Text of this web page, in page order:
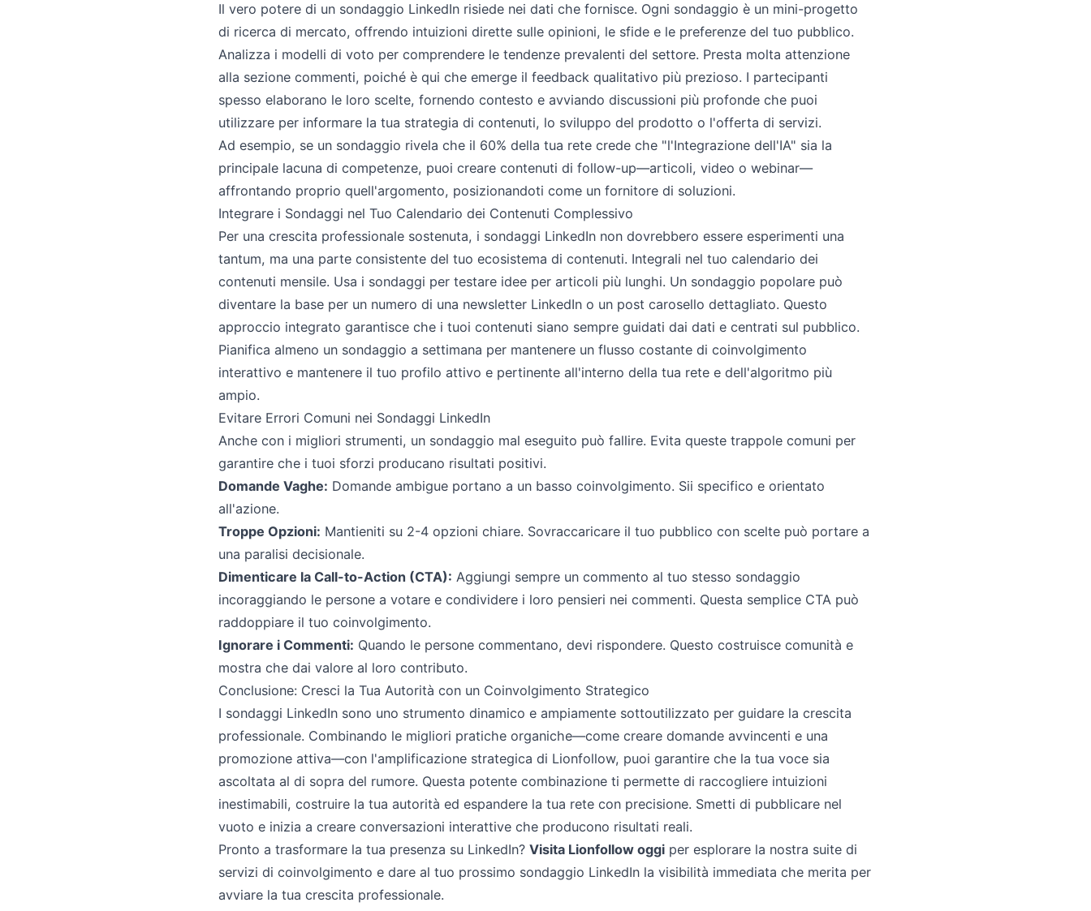
Il vero potere di un sondaggio LinkedIn risiede nei dati che fornisce. Ogni sondaggio è un mini-progetto
di ricerca di mercato, offrendo intuizioni dirette sulle opinioni, le sfide e le preferenze del tuo pubblico.
Analizza i modelli di voto per comprendere le tendenze prevalenti del settore. Presta molta attenzione
alla sezione commenti, poiché è qui che emerge il feedback qualitativo più prezioso. I partecipanti
spesso elaborano le loro scelte, fornendo contesto e avviando discussioni più profonde che puoi
utilizzare per informare la tua strategia di contenuti, lo sviluppo del prodotto o l'offerta di servizi.
Ad esempio, se un sondaggio rivela che il 60% della tua rete crede che "l'Integrazione dell'IA" sia la
principale lacuna di competenze, puoi creare contenuti di follow-up—articoli, video o webinar—
affrontando proprio quell'argomento, posizionandoti come un fornitore di soluzioni.
Integrare i Sondaggi nel Tuo Calendario dei Contenuti Complessivo
Per una crescita professionale sostenuta, i sondaggi LinkedIn non dovrebbero essere esperimenti una
tantum, ma una parte consistente del tuo ecosistema di contenuti. Integrali nel tuo calendario dei
contenuti mensile. Usa i sondaggi per testare idee per articoli più lunghi. Un sondaggio popolare può
diventare la base per un numero di una newsletter LinkedIn o un post carosello dettagliato. Questo
approccio integrato garantisce che i tuoi contenuti siano sempre guidati dai dati e centrati sul pubblico.
Pianifica almeno un sondaggio a settimana per mantenere un flusso costante di coinvolgimento
interattivo e mantenere il tuo profilo attivo e pertinente all'interno della tua rete e dell'algoritmo più
ampio.
Evitare Errori Comuni nei Sondaggi LinkedIn
Anche con i migliori strumenti, un sondaggio mal eseguito può fallire. Evita queste trappole comuni per
garantire che i tuoi sforzi producano risultati positivi.
Domande Vaghe: Domande ambigue portano a un basso coinvolgimento. Sii specifico e orientato
all'azione.
Troppe Opzioni: Mantieniti su 2-4 opzioni chiare. Sovraccaricare il tuo pubblico con scelte può portare a
una paralisi decisionale.
Dimenticare la Call-to-Action (CTA): Aggiungi sempre un commento al tuo stesso sondaggio
incoraggiando le persone a votare e condividere i loro pensieri nei commenti. Questa semplice CTA può
raddoppiare il tuo coinvolgimento.
Ignorare i Commenti: Quando le persone commentano, devi rispondere. Questo costruisce comunità e
mostra che dai valore al loro contributo.
Conclusione: Cresci la Tua Autorità con un Coinvolgimento Strategico
I sondaggi LinkedIn sono uno strumento dinamico e ampiamente sottoutilizzato per guidare la crescita
professionale. Combinando le migliori pratiche organiche—come creare domande avvincenti e una
promozione attiva—con l'amplificazione strategica di Lionfollow, puoi garantire che la tua voce sia
ascoltata al di sopra del rumore. Questa potente combinazione ti permette di raccogliere intuizioni
inestimabili, costruire la tua autorità ed espandere la tua rete con precisione. Smetti di pubblicare nel
vuoto e inizia a creare conversazioni interattive che producono risultati reali.
Pronto a trasformare la tua presenza su LinkedIn? Visita Lionfollow oggiper esplorare la nostra suite di
servizi di coinvolgimento e dare al tuo prossimo sondaggio LinkedIn la visibilità immediata che merita per
avviare la tua crescita professionale.